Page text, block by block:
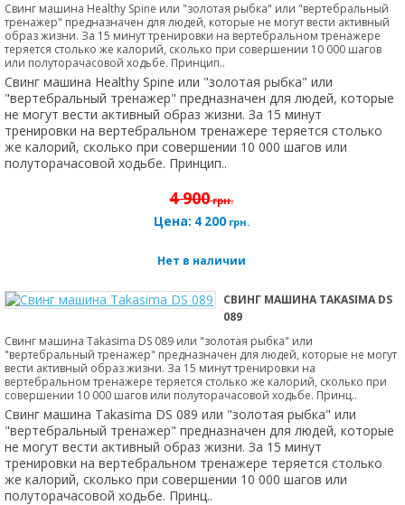
Свинг машина Healthy Spine или "золотая рыбка" или "вертебральный
тренажер" предназначен для людей, которые не могут вести активный
образ жизни. За 15 минут тренировки на вертебральном тренажере
теряется столько же калорий, сколько при совершении 10 000 шагов
или полуторачасовой ходьбе. Принцип..
Свинг машина Healthy Spine или "золотая рыбка" или
"вертебральный тренажер" предназначен для людей, которые
не могут вести активный образ жизни. За 15 минут
тренировки на вертебральном тренажере теряется столько
же калорий, сколько при совершении 10 000 шагов или
полуторачасовой ходьбе. Принцип..
4 900грн.
Цена: 4 200грн.
Нет в наличии
СВИНГ МАШИНА TAKASIMA DS
089
Свинг машина Takasima DS 089 или "золотая рыбка" или
"вертебральный тренажер" предназначен для людей, которые не могут
вести активный образ жизни. За 15 минут тренировки на
вертебральном тренажере теряется столько же калорий, сколько при
совершении 10 000 шагов или полуторачасовой ходьбе. Принц..
Свинг машина Takasima DS 089 или "золотая рыбка" или
"вертебральный тренажер" предназначен для людей, которые
не могут вести активный образ жизни. За 15 минут
тренировки на вертебральном тренажере теряется столько
же калорий, сколько при совершении 10 000 шагов или
полуторачасовой ходьбе. Принц..